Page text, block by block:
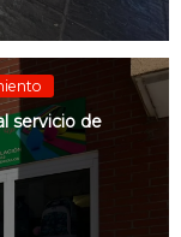
servicio de